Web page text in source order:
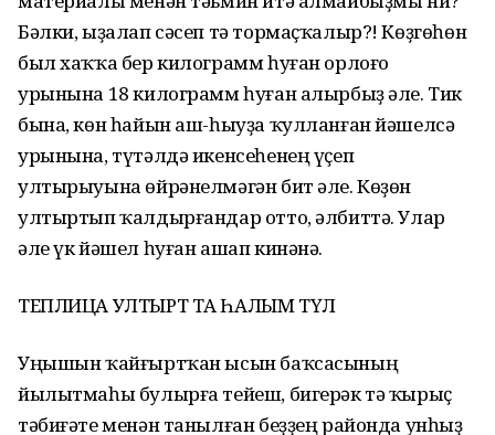
Бәлки, ыҙалап сәсеп тә тормаҫҡалыр?! Көҙгөһөн
был хаҡҡа бер килограмм һуған орлоғо
урынына 18 килограмм һуған алырбыҙ әле. Тик
бына, көн һайын аш-һыуҙа ҡулланған йәшелсә
урынына, түтәлдә икенсеһенең үҫеп
ултырыуына өйрәнелмәгән бит әле. Көҙөн
ултыртып ҡалдырғандар отто, әлбиттә. Улар
әле үк йәшел һуған ашап кинәнә.
ТЕПЛИЦА УЛТЫРТ ТА ҺАЛЫМ ТҮЛӘ
Уңышын ҡайғыртҡан ысын баҡсасының
йылытмаһы булырға тейеш, бигерәк тә ҡырыҫ
тәбиғәте менән танылған беҙҙең районда унһыҙ